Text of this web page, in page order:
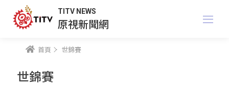
TITV NEWS
原視新聞網
首頁 世錦賽
世錦賽